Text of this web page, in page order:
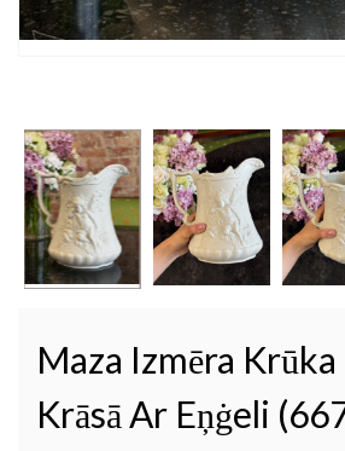
Maza Izmēra Krūka
Krāsā Ar Eņġeli